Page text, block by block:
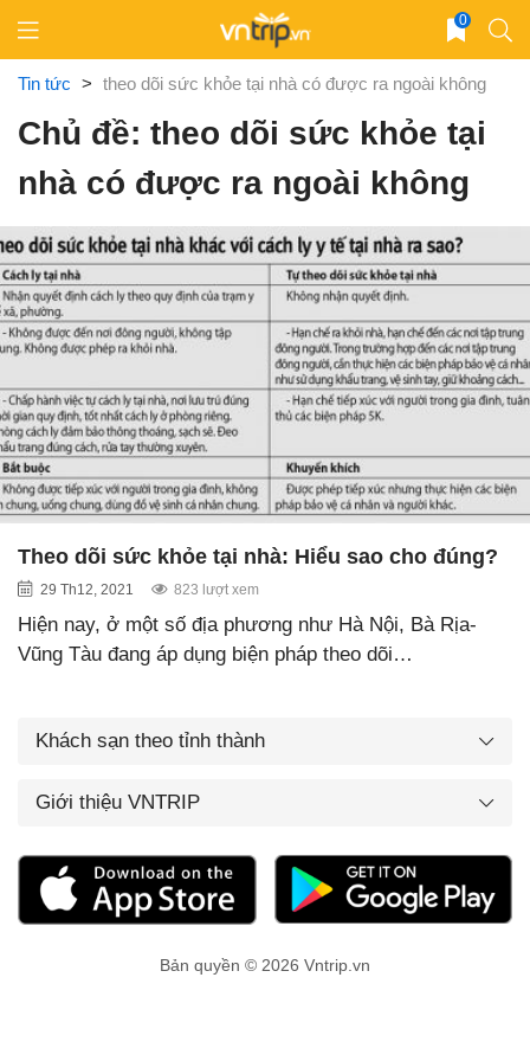
content
0
Tin tức > theo dõi sức khỏe tại nhà có được ra ngoài không
Chủ đề: theo dõi sức khỏe tại
nhà có được ra ngoài không
Theo dõi sức khỏe tại nhà: Hiểu sao cho đúng?
29 Th12, 2021 823 lượt xem
Hiện nay, ở một số địa phương như Hà Nội, Bà Rịa-
Vũng Tàu đang áp dụng biện pháp theo dõi…
Khách sạn theo tỉnh thành
Giới thiệu VNTRIP
Bản quyền © 2026 Vntrip.vn